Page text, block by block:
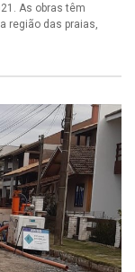
As obras têm
região das praias,